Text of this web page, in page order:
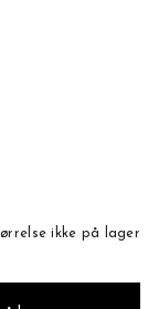
ikke på lager